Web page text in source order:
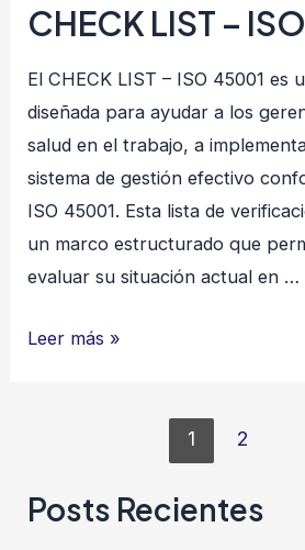
ISO
CHECK LIST –
El CHECK LIST – ISO 45001 es
diseñada para ayudar a los
salud en el trabajo, a
sistema de gestión efectivo
ISO 45001. Esta lista de
un marco estructurado que
evaluar su situación actual en …
CHECK
Leer más »
entradas
1 2
Posts Recientes